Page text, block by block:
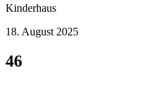
Kinderhaus
18. August 2025
46